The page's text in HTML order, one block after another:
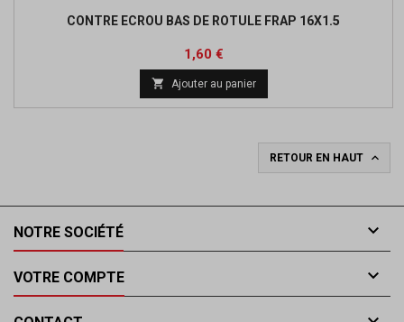
CONTRE ECROU BAS DE ROTULE FRAP 16X1.5
Prix
1,60 €
 Ajouter au panier
RETOUR EN HAUT 
NOTRE SOCIÉTÉ 
VOTRE COMPTE 